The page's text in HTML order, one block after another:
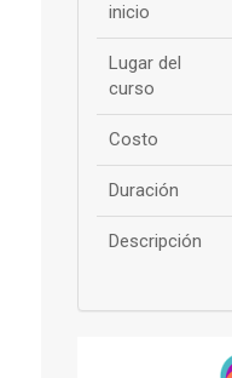
inicio
Lugar del
curso
Costo
Duración
Descripción